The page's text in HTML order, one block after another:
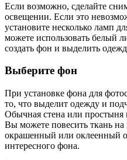
Если возможно, сделайте
освещении. Если это
установите несколько ламп
можете использовать белый
создать фон и выделить
Выберите фон
При установке фона для
то, что выделит одежду и
Обычная стена или простыня
Вы можете повесить ткань на
окрашенный или оклеенный
интересного фона.